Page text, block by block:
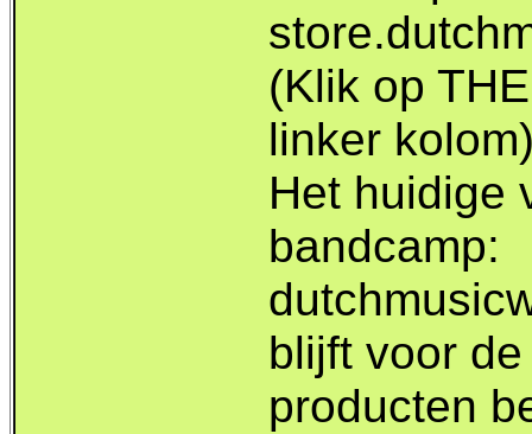
(Klik op
linker
Het huidige
bandcamp:
blijft voor
producten